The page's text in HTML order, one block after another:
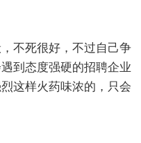
不死很好，不过自己争
到态度强硬的招聘企业
这样火药味浓的，只会